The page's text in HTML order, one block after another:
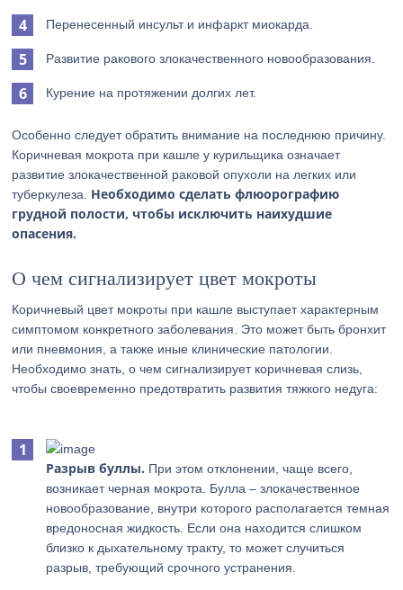
Перенесенный инсульт и инфаркт миокарда.
Развитие ракового злокачественного новообразования.
Курение на протяжении долгих лет.
Особенно следует обратить внимание на последнюю причину.
Коричневая мокрота при кашле у курильщика означает
развитие злокачественной раковой опухоли на легких или
туберкулеза. Необходимо сделать флюорографию
грудной полости, чтобы исключить наихудшие
опасения.
О чем сигнализирует цвет мокроты
Коричневый цвет мокроты при кашле выступает характерным
симптомом конкретного заболевания. Это может быть бронхит
или пневмония, а также иные клинические патологии.
Необходимо знать, о чем сигнализирует коричневая слизь,
чтобы своевременно предотвратить развития тяжкого недуга:
Разрыв буллы. При этом отклонении, чаще всего,
возникает черная мокрота. Булла – злокачественное
новообразование, внутри которого располагается темная
вредоносная жидкость. Если она находится слишком
близко к дыхательному тракту, то может случиться
разрыв, требующий срочного устранения.